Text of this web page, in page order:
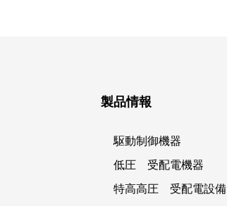
製品情報
駆動制御機器
低圧 受配電機器
特高高圧 受配電設備